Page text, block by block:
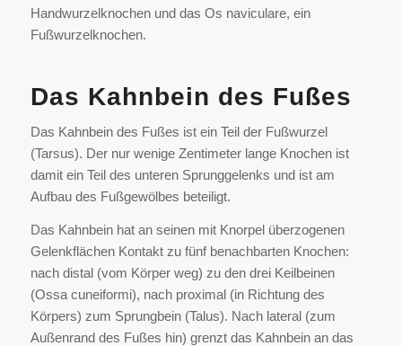
Handwurzelknochen und das Os naviculare, ein
Fußwurzelknochen.
Das Kahnbein des Fußes
Das Kahnbein des Fußes ist ein Teil der Fußwurzel
(Tarsus). Der nur wenige Zentimeter lange Knochen ist
damit ein Teil des unteren Sprunggelenks und ist am
Aufbau des Fußgewölbes beteiligt.
Das Kahnbein hat an seinen mit Knorpel überzogenen
Gelenkflächen Kontakt zu fünf benachbarten Knochen:
nach distal (vom Körper weg) zu den drei Keilbeinen
(Ossa cuneiformi), nach proximal (in Richtung des
Körpers) zum Sprungbein (Talus). Nach lateral (zum
Außenrand des Fußes hin) grenzt das Kahnbein an das